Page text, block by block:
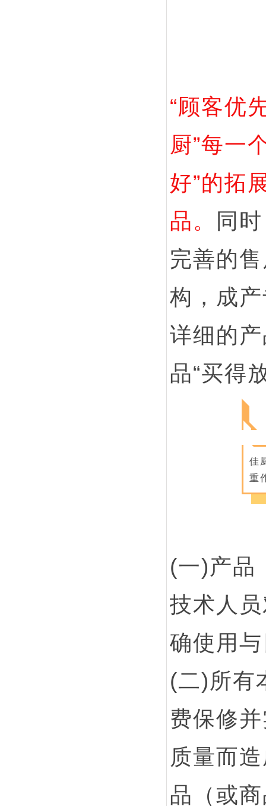
“顾客优
厨”每一
好”的拓
品。
同
完善的
构，成
详细的
品“买得
佳
重
(一)产品
技术人
确使用
(二)所有
费保修
质量而
品（或